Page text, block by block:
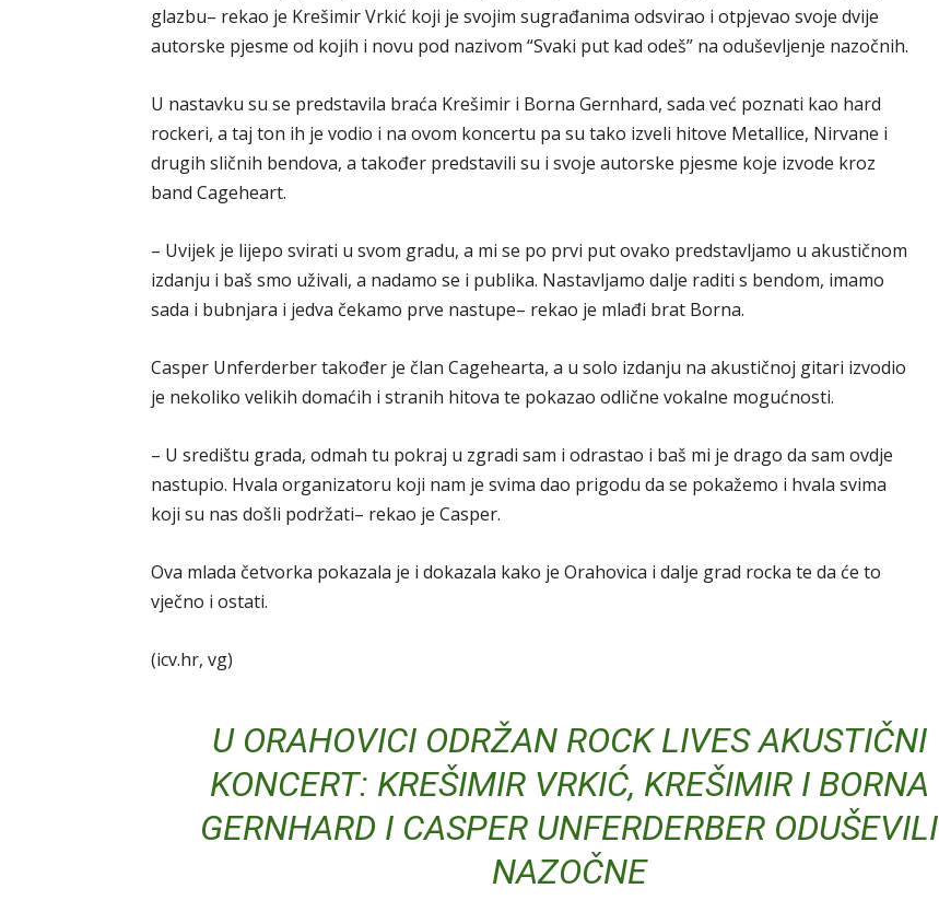
glazbu– rekao je Krešimir Vrkić koji je svojim sugrađanima odsvirao i otpjevao svoje dvije
autorske pjesme od kojih i novu pod nazivom “Svaki put kad odeš” na oduševljenje nazočnih.
U nastavku su se predstavila braća Krešimir i Borna Gernhard, sada već poznati kao hard
rockeri, a taj ton ih je vodio i na ovom koncertu pa su tako izveli hitove Metallice, Nirvane i
drugih sličnih bendova, a također predstavili su i svoje autorske pjesme koje izvode kroz
band Cageheart.
– Uvijek je lijepo svirati u svom gradu, a mi se po prvi put ovako predstavljamo u akustičnom
izdanju i baš smo uživali, a nadamo se i publika. Nastavljamo dalje raditi s bendom, imamo
sada i bubnjara i jedva čekamo prve nastupe– rekao je mlađi brat Borna.
Casper Unferderber također je član Cagehearta, a u solo izdanju na akustičnoj gitari izvodio
je nekoliko velikih domaćih i stranih hitova te pokazao odlične vokalne mogućnosti.
– U središtu grada, odmah tu pokraj u zgradi sam i odrastao i baš mi je drago da sam ovdje
nastupio. Hvala organizatoru koji nam je svima dao prigodu da se pokažemo i hvala svima
koji su nas došli podržati– rekao je Casper.
Ova mlada četvorka pokazala je i dokazala kako je Orahovica i dalje grad rocka te da će to
vječno i ostati.
(icv.hr, vg)
U ORAHOVICI ODRŽAN ROCK LIVES AKUSTIČNI
KONCERT: KREŠIMIR VRKIĆ, KREŠIMIR I BORNA
GERNHARD I CASPER UNFERDERBER ODUŠEVILI
NAZOČNE